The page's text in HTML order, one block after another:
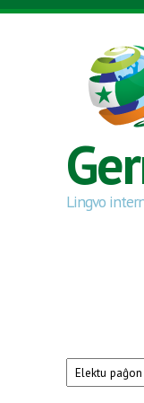
Skip to main content
Lingvo